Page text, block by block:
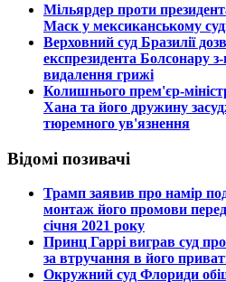
​Мільярдер проти
Маск у мексиканському
​Верховний суд Бразилії
експрезидента Болсонару з-
видалення грижі
​Колишнього прем'єр-
Хана та його дружину
тюремного ув'язнення
Відомі позивачі
​Трамп заявив про намір
монтаж його промови
січня 2021 року
​Принц Гаррі виграв суд
за втручання в його
​Окружний суд Флориди